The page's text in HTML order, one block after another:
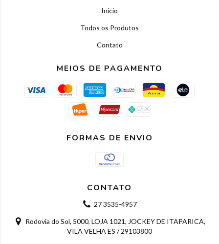
Inicio
Todos os Produtos
Contato
MEIOS DE PAGAMENTO
FORMAS DE ENVIO
CONTATO
27 3535-4957
Rodovia do Sol, 5000, LOJA 1021, JOCKEY DE ITAPARICA,
VILA VELHA ES / 29103800